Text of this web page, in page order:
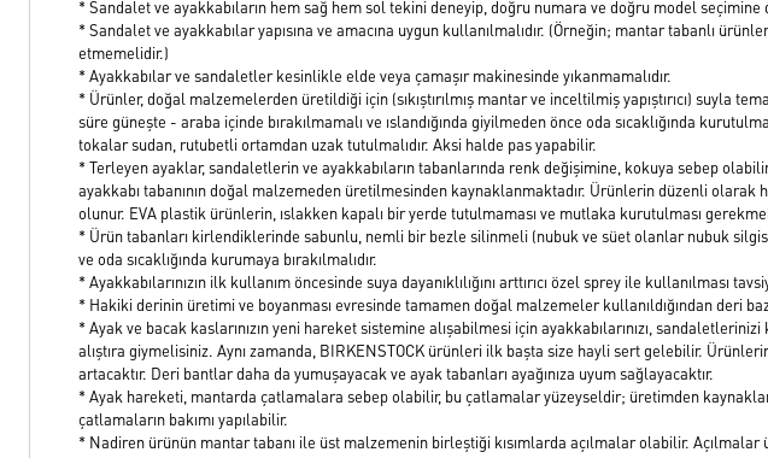
* Sandalet ve ayakkabıların hem sağ hem sol tekini deneyip, doğru numara ve doğru model
* Sandalet ve ayakkabılar yapısına ve amacına uygun kullanılmalıdır. (Örneğin; mantar tabanlı
etmemelidir.)
* Ayakkabılar ve sandaletler kesinlikle elde veya çamaşır makinesinde yıkanmamalıdır.
* Ürünler, doğal malzemelerden üretildiği için (sıkıştırılmış mantar ve inceltilmiş yapıştırıcı) suyla
süre güneşte - araba içinde bırakılmamalı ve ıslandığında giyilmeden önce oda sıcaklığında
tokalar sudan, rutubetli ortamdan uzak tutulmalıdır. Aksi halde pas yapabilir.
* Terleyen ayaklar, sandaletlerin ve ayakkabıların tabanlarında renk değişimine, kokuya sebep
ayakkabı tabanının doğal malzemeden üretilmesinden kaynaklanmaktadır. Ürünlerin düzenli olarak
olunur. EVA plastik ürünlerin, ıslakken kapalı bir yerde tutulmaması ve mutlaka kurutulması
* Ürün tabanları kirlendiklerinde sabunlu, nemli bir bezle silinmeli (nubuk ve süet olanlar nubuk
ve oda sıcaklığında kurumaya bırakılmalıdır.
* Ayakkabılarınızın ilk kullanım öncesinde suya dayanıklılığını arttırıcı özel sprey ile kullanılması
* Hakiki derinin üretimi ve boyanması evresinde tamamen doğal malzemeler kullanıldığından deri
* Ayak ve bacak kaslarınızın yeni hareket sistemine alışabilmesi için ayakkabılarınızı, sandaletlerinizi
alıştıra giymelisiniz. Aynı zamanda, BIRKENSTOCK ürünleri ilk başta size hayli sert gelebilir.
artacaktır. Deri bantlar daha da yumuşayacak ve ayak tabanları ayağınıza uyum sağlayacaktır.
* Ayak hareketi, mantarda çatlamalara sebep olabilir, bu çatlamalar yüzeyseldir; üretimden
çatlamaların bakımı yapılabilir.
* Nadiren ürünün mantar tabanı ile üst malzemenin birleştiği kısımlarda açılmalar olabilir. Açılmalar